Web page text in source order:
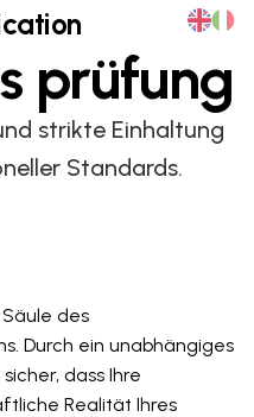
prüfung
strikte Einhaltung
Standards.
des
Durch ein unabhängiges
dass Ihre
Realität Ihres